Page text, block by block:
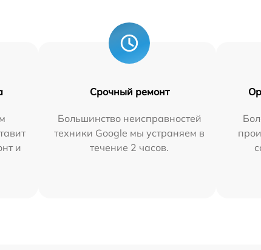
и
Срочный ремонт
Большинство неисправностей
техники Google мы устраняем в
течение 2 часов.